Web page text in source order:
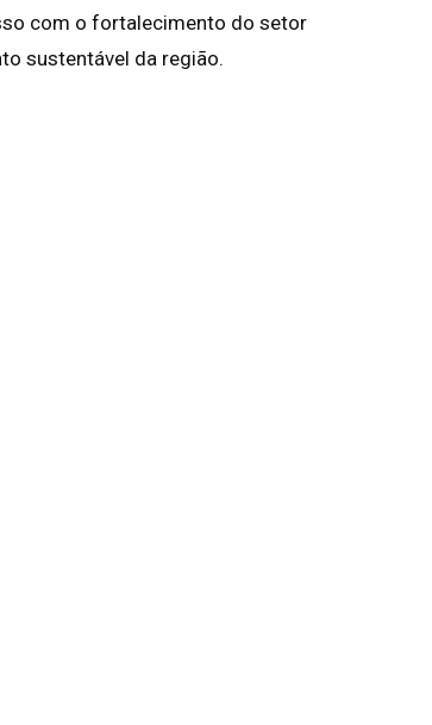
com o fortalecimento do setor
sustentável da região.